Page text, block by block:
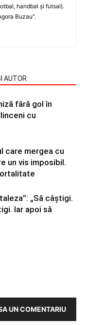
handbal şi futsal).
Buzau".
AUTOR
fără gol în
cu
care mergea cu
un vis imposibil.
„Să câștigi.
Iar apoi să
UN COMENTARIU